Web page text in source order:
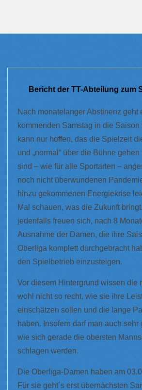
Bericht der TT-Abteilung zum
Nach monatelanger Abstinenz geht
kommenden Samstag in die Saison
kann nur hoffen, das die Spielzeit
und „normal“ über die Bühne gehen
sind – wie für alle Sportarten –
noch nicht überwundenen
hinzu gekommenen Energiekrise
Mal schauen, was die Zukunft
jedenfalls freuen sich, nach 8
Ausnahme der Damen, die ihre
Oberliga komplett durchgebracht
den Spielbetrieb einzusteigen.
Vor diesem Hintergrund wissen die
wohl nicht so recht, wie sie ihre
einschätzen sollen und die lange
haben. Insofern darf man auch sehr
wie sich gerade die obersten
schlagen werden.
Die Oberliga-Damen haben am
Für sie geht´s erst übernächsten